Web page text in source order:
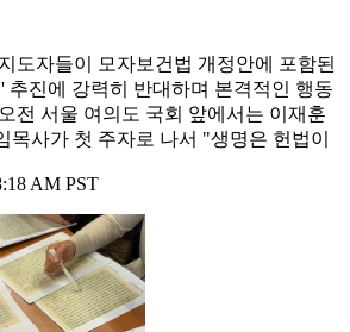
도자들이 모자보건법 개정안에 포함된
추진에 강력히 반대하며 본격적인 행동
전 서울 여의도 국회 앞에서는 이재훈
목사가 첫 주자로 나서 "생명은 헌법이
AM PST